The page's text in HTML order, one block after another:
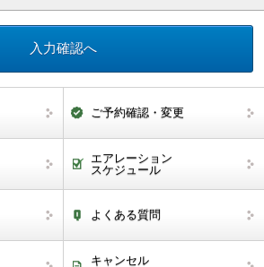
ご予約確認・変更
エアレーション
スケジュール
よくある質問
キャンセル